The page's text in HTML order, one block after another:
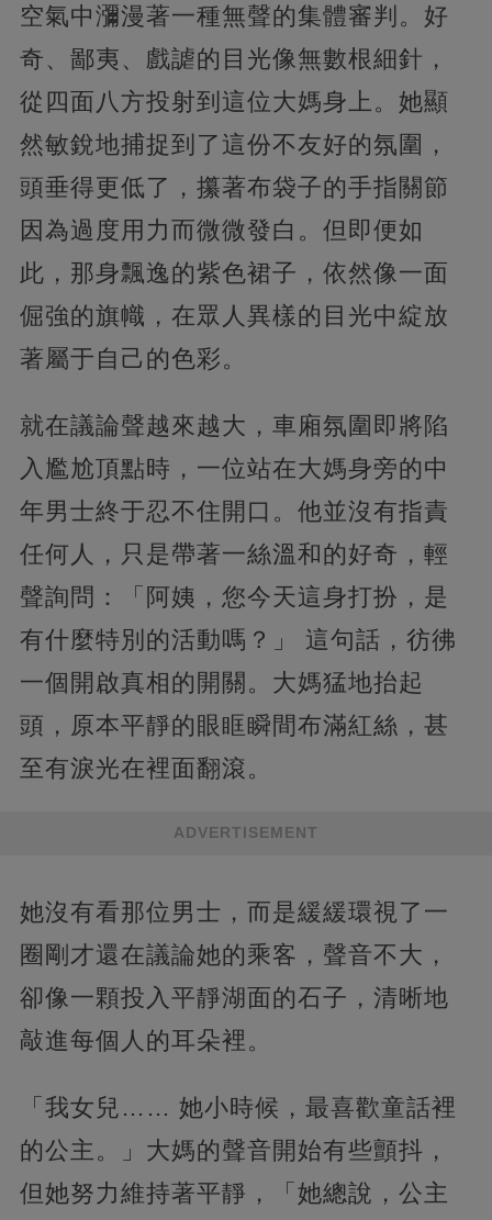
空氣中瀰漫著一種無聲的集體審判。好
奇、鄙夷、戲謔的目光像無數根細針，
從四面八方投射到這位大媽身上。她顯
然敏銳地捕捉到了這份不友好的氛圍，
頭垂得更低了，攥著布袋子的手指關節
因為過度用力而微微發白。但即便如
此，那身飄逸的紫色裙子，依然像一面
倔強的旗幟，在眾人異樣的目光中綻放
著屬于自己的色彩。
就在議論聲越來越大，車廂氛圍即將陷
入尷尬頂點時，一位站在大媽身旁的中
年男士終于忍不住開口。他並沒有指責
任何人，只是帶著一絲溫和的好奇，輕
聲詢問：「阿姨，您今天這身打扮，是
有什麼特別的活動嗎？」 這句話，彷彿
一個開啟真相的開關。大媽猛地抬起
頭，原本平靜的眼眶瞬間布滿紅絲，甚
至有淚光在裡面翻滾。
ADVERTISEMENT
她沒有看那位男士，而是緩緩環視了一
圈剛才還在議論她的乘客，聲音不大，
卻像一顆投入平靜湖面的石子，清晰地
敲進每個人的耳朵裡。
「我女兒…… 她小時候，最喜歡童話裡
的公主。」大媽的聲音開始有些顫抖，
但她努力維持著平靜，「她總說，公主